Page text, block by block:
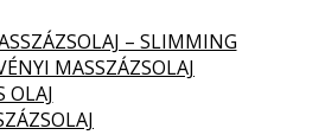
– SLIMMING
MASSZÁZSOLAJ
OLAJ